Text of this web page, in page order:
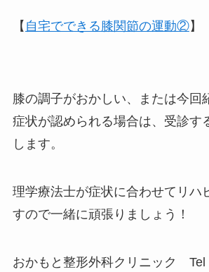
【 自宅でできる膝関節の運動②】
膝の調子がおかしい、または今回
症状が認められる場合は、受診す
します。
理学療法士が症状に合わせてリハ
すので一緒に頑張りましょう！
おかもと整形外科クリニック Tel